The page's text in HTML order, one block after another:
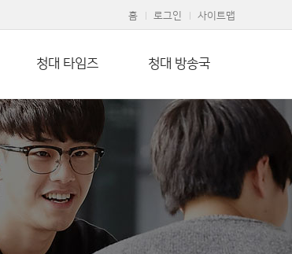
홈 로그인 사이트맵
청대 타임즈 청대 방송국